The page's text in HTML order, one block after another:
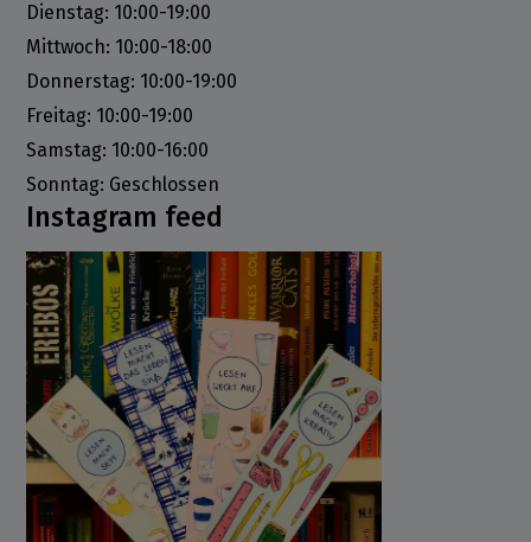
Dienstag: 10:00-19:00
Mittwoch: 10:00-18:00
Donnerstag: 10:00-19:00
Freitag: 10:00-19:00
Samstag: 10:00-16:00
Sonntag: Geschlossen
Instagram feed